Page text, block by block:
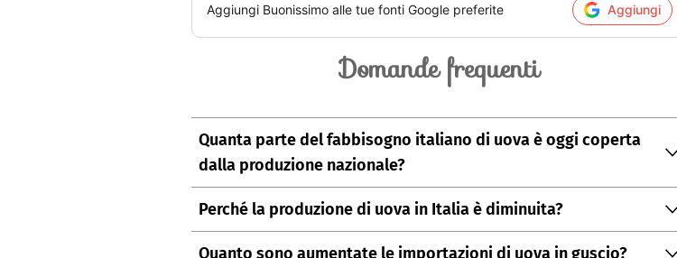
Aggiungi Buonissimo alle tue fonti Google preferite Aggiungi
Domande frequenti
Quanta parte del fabbisogno italiano di uova è oggi coperta
dalla produzione nazionale?
Nel 2024 coprivamo il 98% del consumo interno, oggi siamo scesi al 92%,
con un aumento delle importazioni.
Perché la produzione di uova in Italia è diminuita?
Cause principali: influenza aviaria, difficoltà nei permessi per nuovi
Quanto sono aumentate le importazioni di uova in guscio?